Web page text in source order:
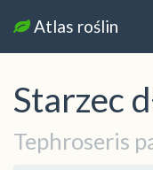
Atlas roślin
Starzec
Tephroseris